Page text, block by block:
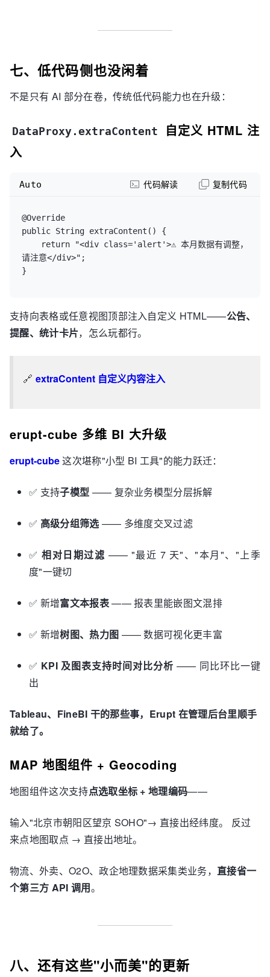
七、低代码侧也没闲着
不是只有 AI 部分在卷，传统低代码能力也在升级：
DataProxy.extraContent
自定义 HTML 注
入
@Override
public String extraContent() {
return "<div class='alert'>⚠️ 本月数据有调整，
请注意</div>";
Auto 代码解读 复制代码
支持向表格或任意视图顶部注入自定义 HTML——公告、
提醒、统计卡片，怎么玩都行。
🔗 extraContent 自定义内容注入
erupt-cube 多维 BI 大升级
erupt-cube这次堪称"小型 BI 工具"的能力跃迁：
✅ 支持子模型 —— 复杂业务模型分层拆解
✅ 高级分组筛选 —— 多维度交叉过滤
✅相对日期过滤 —— "最近 7 天"、"本月"、"上季
度"一键切
✅ 新增富文本报表—— 报表里能嵌图文混排
✅ 新增树图、热力图 —— 数据可视化更丰富
✅ KPI 及图表支持时间对比分析 —— 同比环比一键
出
Tableau、FineBI 干的那些事，Erupt 在管理后台里顺手
就给了。
MAP 地图组件 + Geocoding
地图组件这次支持点选取坐标 + 地理编码——
输入"北京市朝阳区望京 SOHO"→ 直接出经纬度。 反过
来点地图取点 → 直接出地址。
物流、外卖、O2O、政企地理数据采集类业务，直接省一
个第三方 API 调用。
八、还有这些"小而美"的更新